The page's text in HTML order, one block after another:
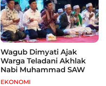
Wagub Dimyati Ajak
Warga Teladani Akhlak
Nabi Muhammad SAW
EKONOMI